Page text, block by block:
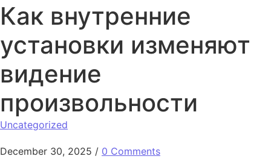
Как внутренние
установки изменяют
видение
произвольности
Uncategorized
December 30, 2025 / 0 Comments